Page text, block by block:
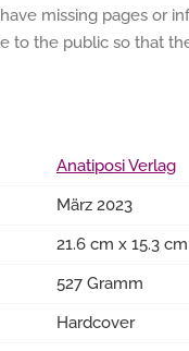
missing pages or
to the public so that
Anatiposi Verlag
März 2023
21.6 cm x 15.3
527 Gramm
Hardcover